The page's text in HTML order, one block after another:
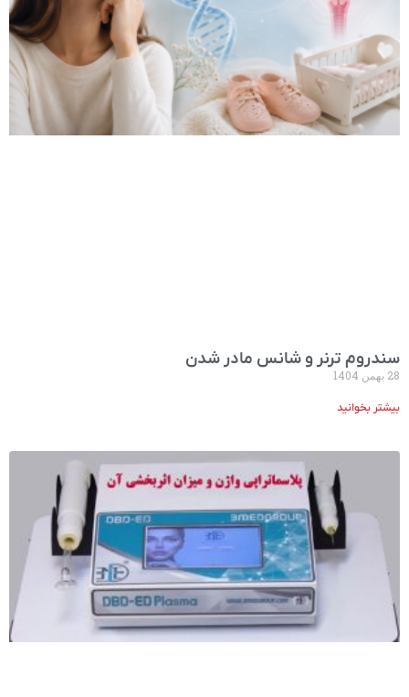
سندروم ترنر و شانس مادر شدن
28 بهمن 1404
بیشتر بخوانید